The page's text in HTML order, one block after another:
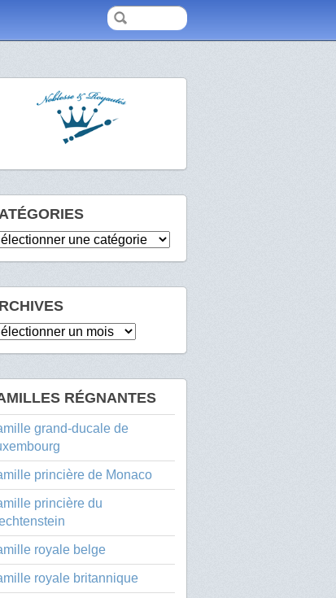
RÉGNANTES
grand-ducale de
princière de Monaco
princière du
royale belge
royale britannique